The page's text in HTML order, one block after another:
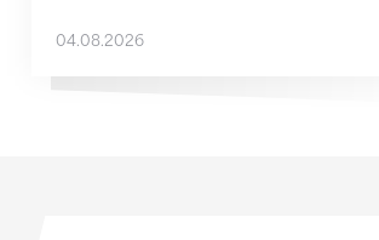
04.08.2026